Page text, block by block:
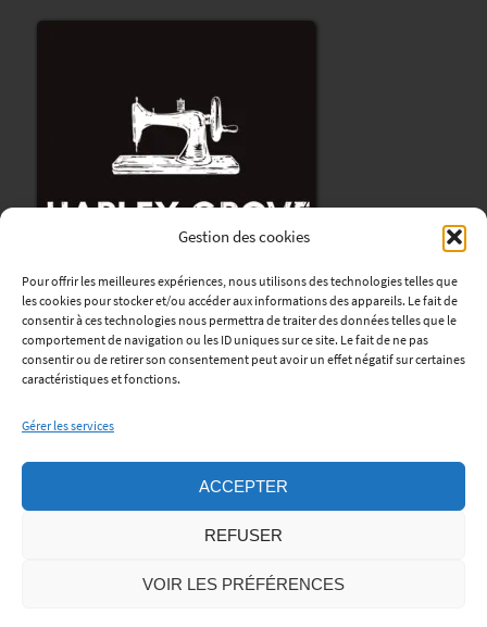
Gestion des cookies
Pour offrir les meilleures expériences, nous utilisons des technologies telles que
les cookies pour stocker et/ou accéder aux informations des appareils. Le fait de
consentir à ces technologies nous permettra de traiter des données telles que le
comportement de navigation ou les ID uniques sur ce site. Le fait de ne pas
consentir ou de retirer son consentement peut avoir un effet négatif sur certaines
caractéristiques et fonctions.
Gérer les services
ACCEPTER
REFUSER
VOIR LES PRÉFÉRENCES
Harley Grove
76170 Lillebonne
Lundi au Vendredi : de 9h à 12h et de 13h30 à 18h.